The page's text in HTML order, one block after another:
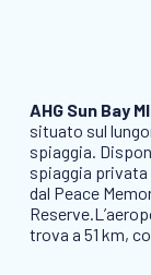
AHG Sun Bay
situato sul
spiaggia.
spiaggia
dal Peace
trova a 51 km,